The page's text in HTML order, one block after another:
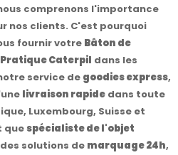
comprenons l'importance
nos clients. C'est pourquoi
fournir votre Bâton de
Caterpil dans les
service de goodies express,
livraison rapide dans toute
Luxembourg, Suisse et
quespécialiste de l'objet
solutions de marquage 24h,